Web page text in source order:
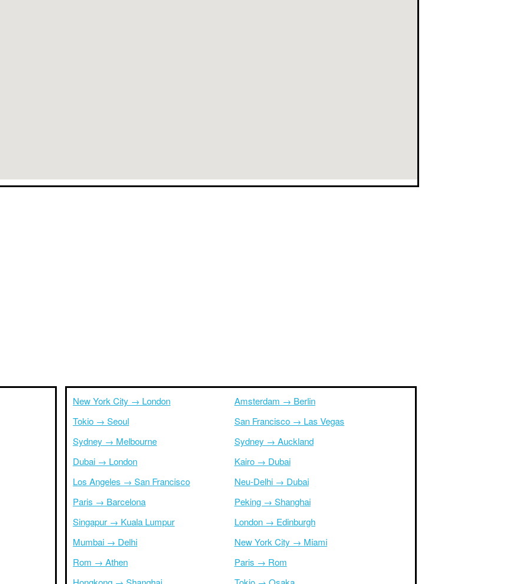
New York City → London
Tokio → Seoul
Sydney → Melbourne
Dubai → London
Los Angeles → San Francisco
Paris → Barcelona
Singapur → Kuala Lumpur
Mumbai → Delhi
Rom → Athen
Amsterdam → Berlin
San Francisco → Las Vegas
Sydney → Auckland
Kairo → Dubai
Neu-Delhi → Dubai
Peking → Shanghai
London → Edinburgh
New York City → Miami
Paris → Rom